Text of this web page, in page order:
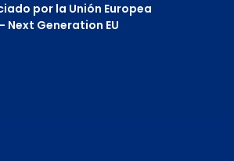
por la Unión Europea
- Next Generation EU